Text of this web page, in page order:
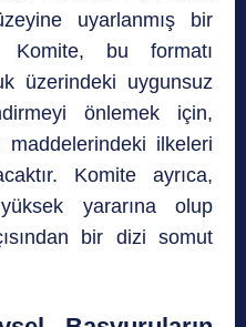
uyarlanmış bir
Komite, bu formatı
üzerindeki uygunsuz
önlemek için,
ilkeleri
Komite ayrıca,
yararına olup
bir dizi somut